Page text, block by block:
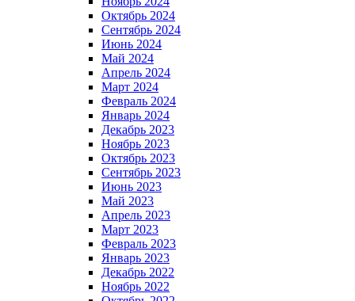
Октябрь 2024
Сентябрь 2024
Июнь 2024
Май 2024
Апрель 2024
Март 2024
Февраль 2024
Январь 2024
Декабрь 2023
Ноябрь 2023
Октябрь 2023
Сентябрь 2023
Июнь 2023
Май 2023
Апрель 2023
Март 2023
Февраль 2023
Январь 2023
Декабрь 2022
Ноябрь 2022